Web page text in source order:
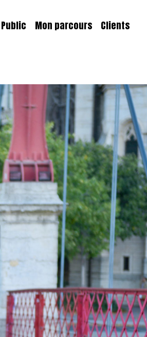
Mon parcours
Clients